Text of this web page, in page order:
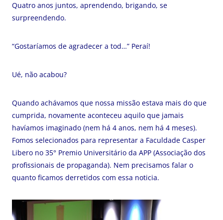
Quatro anos juntos, aprendendo, brigando, se
surpreendendo.
“Gostaríamos de agradecer a tod…” Peraí!
Ué, não acabou?
Quando achávamos que nossa missão estava mais do que
cumprida, novamente aconteceu aquilo que jamais
havíamos imaginado (nem há 4 anos, nem há 4 meses).
Fomos selecionados para representar a Faculdade Casper
Libero no 35° Premio Universitário da APP (Associação dos
profissionais de propaganda). Nem precisamos falar o
quanto ficamos derretidos com essa noticia.